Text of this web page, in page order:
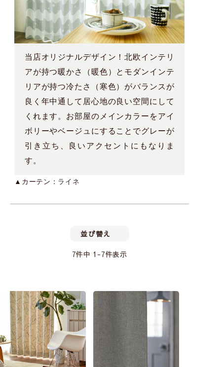
当店オリジナルデザイン！北欧インテリ
アが持つ暖かさ（暖色）とモダンインテ
リアが持つ冷たさ（寒色）がバランスが
良く年中通して居心地の良い空間にして
くれます。お部屋のメインカラーをアイ
ボリーやベージュにすることでグレーが
引き立ち、良いアクセントにもなりま
す。
▲カーテン： ライネ
並び替え
7件中 1 -7件表示